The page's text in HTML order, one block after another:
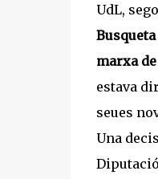
UdL,
marxa
estava
seues
Una